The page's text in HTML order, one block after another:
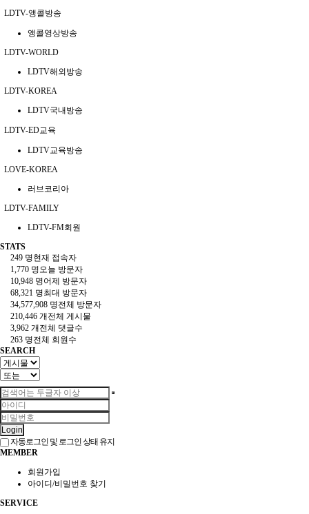
LDTV-앵콜방송
앵콜영상방송
LDTV-WORLD
LDTV해외방송
LDTV-KOREA
LDTV국내방송
LDTV-ED교육
LDTV교육방송
LOVE-KOREA
러브코리아
LDTV-FAMILY
LDTV-FM회원
STATS
249 명현재 접속자
1,770 명 오늘 방문자
10,948 명어제 방문자
68,321 명최대 방문자
34,577,908 명전체 방문자
210,446 개전체 게시물
3,962 개전체 댓글수
263 명전체 회원수
SEARCH
Login
자동로그인 및 로그인 상태 유지
MEMBER
회원가입
아이디/비밀번호 찾기
SERVICE